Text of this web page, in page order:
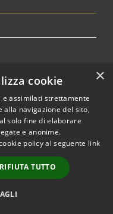
×
cookie
e assimilati strettamente
alla navigazione del sito,
solo fine di elaborare
e anonime.
policy al seguente link
RIFIUTA TUTTO